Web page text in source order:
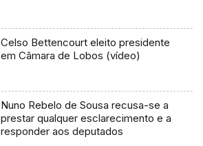
Celso Bettencourt eleito presidente
em Câmara de Lobos (vídeo)
Nuno Rebelo de Sousa recusa-se a
prestar qualquer esclarecimento e a
responder aos deputados